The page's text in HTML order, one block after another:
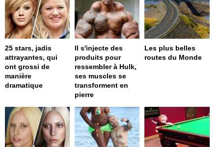
25 stars, jadis
attrayantes, qui
ont grossi de
manière
dramatique
Il s'injecte des
produits pour
ressembler à Hulk,
ses muscles se
transforment en
pierre
Les plus belles
routes du Monde